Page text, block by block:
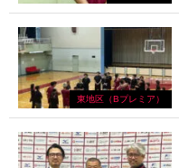
東地区（Bプレミア）